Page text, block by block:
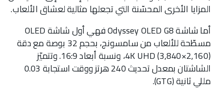
المزايا الأخرى المحسّنة التي تجعلها مثالية لعشاق الألعاب.
أما شاشة Odyssey OLED G8 فهي أول شاشة OLED
مسطّحة للألعاب من سامسونج، بحجم 32 بوصة مع دقة
4K UHD (3,840×2,160)، ونسبة أبعاد 16:9. وتتميّز
الشاشتان بمعدل تحديث 240 هرتز ووقت استجابة 0.03
مللي ثانية (GTG).